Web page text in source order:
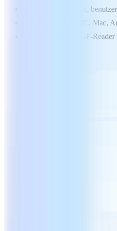
Eine umfassende,
Verfügbar auf PC, Mac,
Ergänzender PDF-Reader